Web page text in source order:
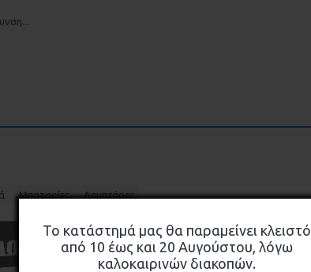
Το κατάστημά μας θα παραμείνει κλειστό
από 10 έως και 20 Αυγούστου, λόγω
καλοκαιρινών διακοπών.
Μπαταρίες , Λαμπτήρες